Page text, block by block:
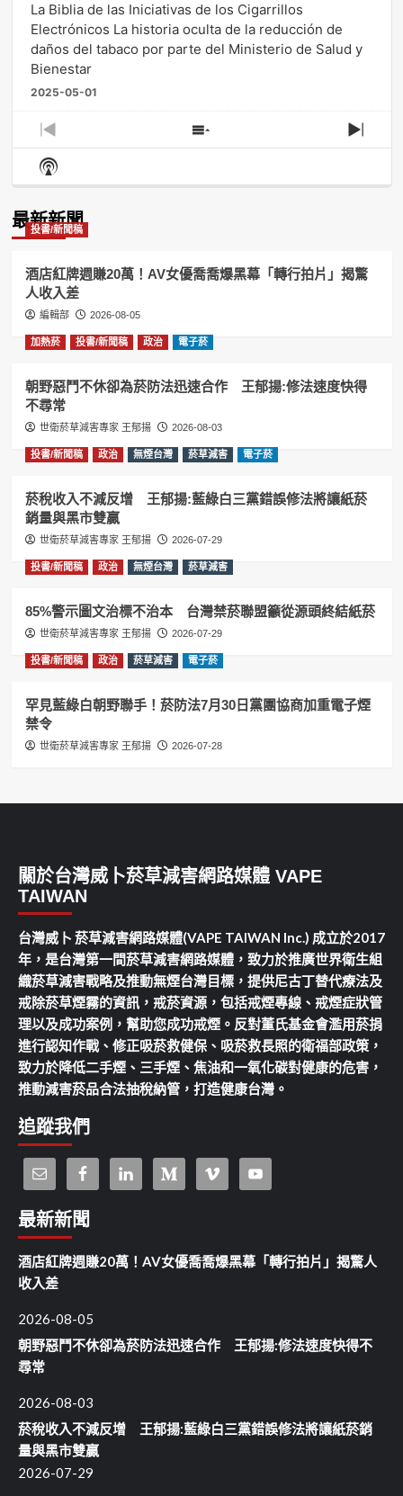
La Biblia de las Iniciativas de los Cigarrillos
Electrónicos La historia oculta de la reducción de
daños del tabaco por parte del Ministerio de Salud y
Bienestar
2025-05-01
Previous
Episode
Show
Episodes
Next
Show
Podcast
最新新聞
投書/新聞稿
酒店紅牌週賺20萬！AV女優喬喬爆黑幕「轉行拍片」揭驚
人收入差
編輯部 2026-08-05
加熱菸 投書/新聞稿 政治 電子菸
朝野惡鬥不休卻為菸防法迅速合作 王郁揚:修法速度快得
不尋常
世衛菸草減害專家 王郁揚 2026-08-03
投書/新聞稿 政治 無煙台灣 菸草減害 電子菸
菸稅收入不減反增 王郁揚:藍綠白三黨錯誤修法將讓紙菸
銷量與黑市雙贏
世衛菸草減害專家 王郁揚 2026-07-29
投書/新聞稿 政治 無煙台灣 菸草減害
85%警示圖文治標不治本 台灣禁菸聯盟籲從源頭終結紙菸
世衛菸草減害專家 王郁揚 2026-07-29
投書/新聞稿 政治 菸草減害 電子菸
罕見藍綠白朝野聯手！菸防法7月30日黨團協商加重電子煙
禁令
世衛菸草減害專家 王郁揚 2026-07-28
關於台灣威卜菸草減害網路媒體 VAPE
TAIWAN
台灣威卜 菸草減害網路媒體(VAPE TAIWAN Inc.) 成立於2017
年，是台灣第一間菸草減害網路媒體，致力於推廣世界衛生組
織菸草減害戰略及推動無煙台灣目標，提供尼古丁替代療法及
戒除菸草煙霧的資訊，戒菸資源，包括戒煙專線、戒煙症狀管
理以及成功案例，幫助您成功戒煙。反對董氏基金會濫用菸捐
進行認知作戰、修正吸菸救健保、吸菸救長照的衛福部政策，
致力於降低二手煙、三手煙、焦油和一氧化碳對健康的危害，
推動減害菸品合法抽稅納管，打造健康台灣。
追蹤我們
最新新聞
酒店紅牌週賺20萬！AV女優喬喬爆黑幕「轉行拍片」揭驚人
收入差
2026-08-05
朝野惡鬥不休卻為菸防法迅速合作 王郁揚:修法速度快得不
尋常
2026-08-03
菸稅收入不減反增 王郁揚:藍綠白三黨錯誤修法將讓紙菸銷
量與黑市雙贏
2026-07-29